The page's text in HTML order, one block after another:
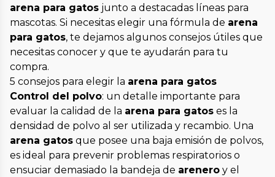
arena para gatos junto a destacadas líneas para
mascotas. Si necesitas elegir una fórmula de arena
para gatos, te dejamos algunos consejos útiles que
necesitas conocer y que te ayudarán para tu
compra.
5 consejos para elegir la arena para gatos
Control del polvo: un detalle importante para
evaluar la calidad de la arena para gatos es la
densidad de polvo al ser utilizada y recambio. Una
arena gatos que posee una baja emisión de polvos,
es ideal para prevenir problemas respiratorios o
ensuciar demasiado la bandeja de arenero y el